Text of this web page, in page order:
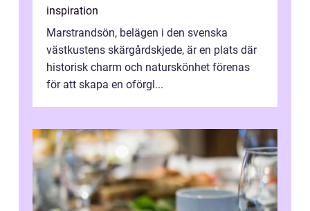
inspiration
Marstrandsön, belägen i den svenska
västkustens skärgårdskjede, är en plats där
historisk charm och naturskönhet förenas
för att skapa en oförgl...